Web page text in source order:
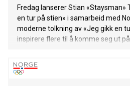
Fredag lanserer Stian «Staysman»
en tur på stien» i samarbeid med
moderne tolkning av «Jeg gikk en
inspirere flere til å komme seg ut